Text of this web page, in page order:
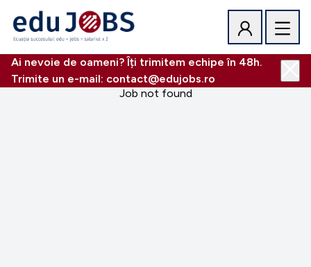
Ai nevoie de oameni? Îți trimitem echipe în 48h.
Trimite un e-mail: contact@edujobs.ro
Job not found